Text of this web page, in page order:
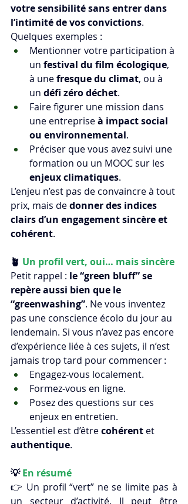
votre sensibilité sans entrer dans
l’intimité de vos convictions.
Quelques exemples :
Mentionner votre participation à
un festival du film écologique,
à une fresque du climat, ou à
un défi zéro déchet.
Faire figurer une mission dans
une entreprise à impact social
ou environnemental.
Préciser que vous avez suivi une
formation ou un MOOC sur les
enjeux climatiques.
L’enjeu n’est pas de convaincre à tout
prix, mais de donner des indices
clairs d’un engagement sincère et
cohérent.
🪴 Un profil vert, oui… mais sincère
Petit rappel : le “green bluff” se
repère aussi bien que le
“greenwashing”. Ne vous inventez
pas une conscience écolo du jour au
lendemain. Si vous n’avez pas encore
d’expérience liée à ces sujets, il n’est
jamais trop tard pour commencer :
Engagez-vous localement.
Formez-vous en ligne.
Posez des questions sur ces
enjeux en entretien.
L’essentiel est d’être cohérent et
authentique.
💡 En résumé
👉 Un profil “vert” ne se limite pas à